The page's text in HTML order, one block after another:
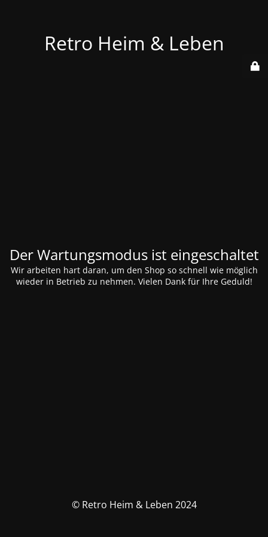
Retro Heim & Leben
Der Wartungsmodus ist eingeschaltet
Wir arbeiten hart daran, um den Shop so schnell wie möglich
wieder in Betrieb zu nehmen. Vielen Dank für Ihre Geduld!
© Retro Heim & Leben 2024